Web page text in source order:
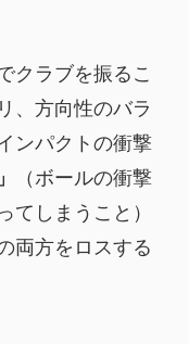
クラブを振るこ
、方向性のバラ
ンパクトの衝撃
（ボールの衝撃
てしまうこと）
両方をロスする